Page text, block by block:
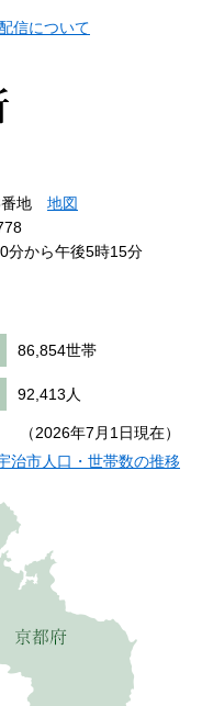
信について
番地 地図
分から午後5時15分
86,854世帯
92,413人
（2026年7月1日現在）
治市人口・世帯数の推移